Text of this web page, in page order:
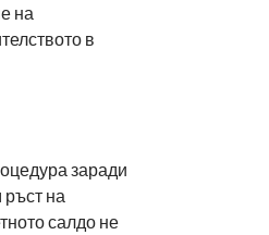
на
в
заради
на
салдо не